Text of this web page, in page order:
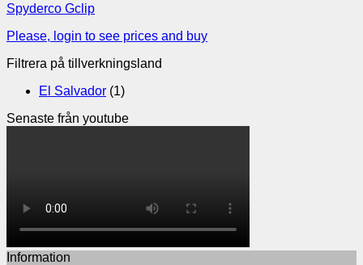
Spyderco Gclip
Please, login to see prices and buy
Filtrera på tillverkningsland
El Salvador (1)
Senaste från youtube
Information